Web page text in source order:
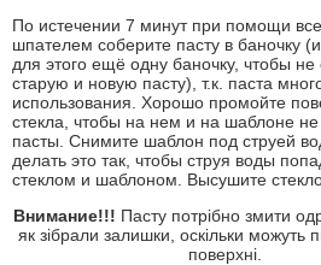
По истечении 7 минут при помощи
шпателем соберите пасту в баночку
для этого ещё одну баночку, чтобы
старую и новую пасту), т.к. паста
использования. Хорошо промойте
стекла, чтобы на нем и на шаблоне не
пасты. Снимите шаблон под струей
делать это так, чтобы струя воды
стеклом и шаблоном. Высушите
Внимание!!! Пасту потрібно змити
як зібрали залишки, оскільки можуть
поверхні.